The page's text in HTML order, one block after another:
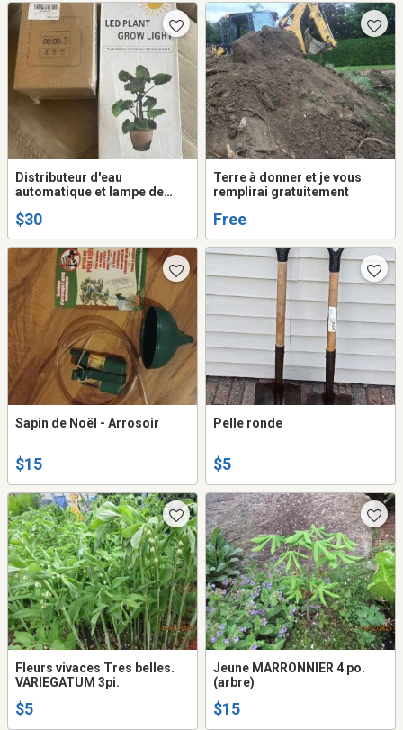
Distributeur d'eau
automatique et lampe de
$30
Terre à donner et je vous
remplirai gratuitement
Free
Sapin de Noël - Arrosoir
$15
Pelle ronde
$5
Fleurs vivaces Tres belles.
VARIEGATUM 3pi.
$5
Jeune MARRONNIER 4 po.
(arbre)
$15